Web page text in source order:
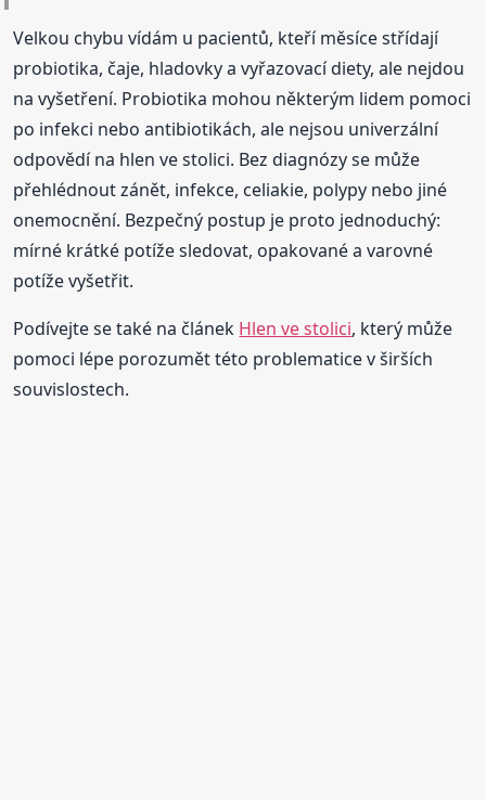
Velkou chybu vídám u pacientů, kteří měsíce střídají
probiotika, čaje, hladovky a vyřazovací diety, ale nejdou
na vyšetření. Probiotika mohou některým lidem pomoci
po infekci nebo antibiotikách, ale nejsou univerzální
odpovědí na hlen ve stolici. Bez diagnózy se může
přehlédnout zánět, infekce, celiakie, polypy nebo jiné
onemocnění. Bezpečný postup je proto jednoduchý:
mírné krátké potíže sledovat, opakované a varovné
potíže vyšetřit.
Podívejte se také na článek Hlen ve stolici, který může
pomoci lépe porozumět této problematice v širších
souvislostech.